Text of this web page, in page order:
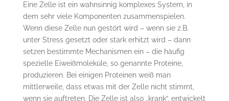
Eine Zelle ist ein wahnsinnig komplexes System, in
dem sehr viele Komponenten zusammenspielen.
Wenn diese Zelle nun gestört wird – wenn sie z.B.
unter Stress gesetzt oder stark erhitzt wird – dann
setzen bestimmte Mechanismen ein – die häufig
spezielle Eiweißmoleküle, so genannte Proteine,
produzieren. Bei einigen Proteinen weiß man
mittlerweile, dass etwas mit der Zelle nicht stimmt,
wenn sie auftreten. Die Zelle ist also „krank“, entwickelt